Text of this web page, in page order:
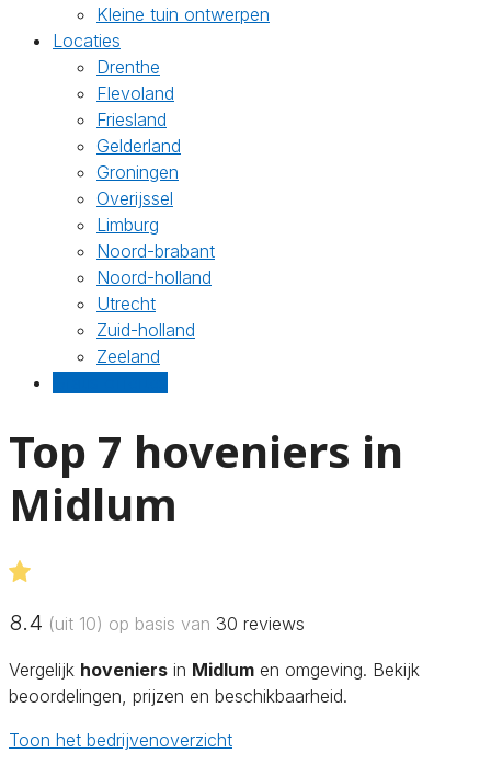
Kleine tuin ontwerpen
Locaties
Drenthe
Flevoland
Friesland
Gelderland
Groningen
Overijssel
Limburg
Noord-brabant
Noord-holland
Utrecht
Zuid-holland
Zeeland
Top 7 hoveniers in
Midlum
8.4 (uit 10) op basis van 30 reviews
Vergelijk hoveniers in Midlum en omgeving. Bekijk
beoordelingen, prijzen en beschikbaarheid.
Toon het bedrijvenoverzicht